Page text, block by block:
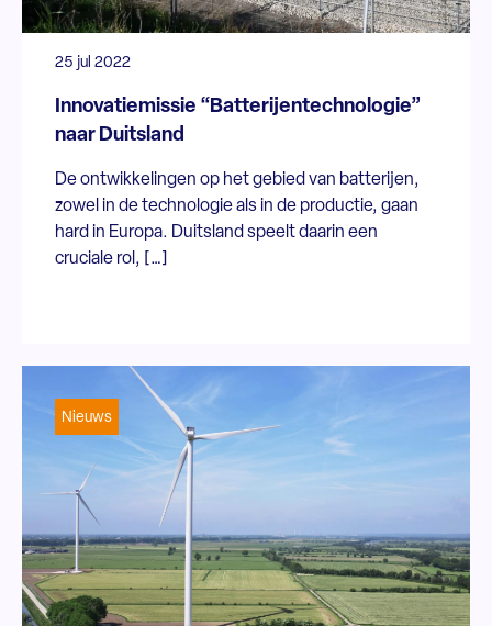
25 jul 2022
Innovatiemissie “Batterijentechnologie”
naar Duitsland
De ontwikkelingen op het gebied van batterijen,
zowel in de technologie als in de productie, gaan
hard in Europa. Duitsland speelt daarin een
cruciale rol, […]
Nieuws